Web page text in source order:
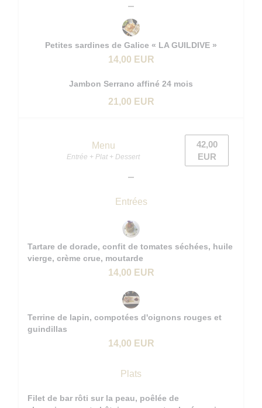
Petites sardines de Galice « LA GUILDIVE »
14,00 EUR
Jambon Serrano affiné 24 mois
21,00 EUR
Menu
Entrée + Plat + Dessert
42,00
EUR
Entrées
Tartare de dorade, confit de tomates séchées, huile
vierge, crème crue, moutarde
14,00 EUR
Terrine de lapin, compotées d'oignons rouges et
guindillas
14,00 EUR
Plats
Filet de bar rôti sur la peau, poêlée de